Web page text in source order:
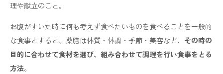
理や献立のこと。
お腹がすいた時に何も考えず食べたいものを食べることを一般的
な食事とすると、薬膳は体質・体調・季節・美容など、 その時の
目的に合わせて食材を選び、組み合わせて調理を行い食事をとる
方法。